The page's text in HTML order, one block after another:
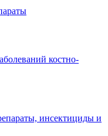
костно-
инсектициды и